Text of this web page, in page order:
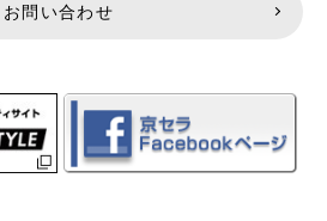
お問い合わせ